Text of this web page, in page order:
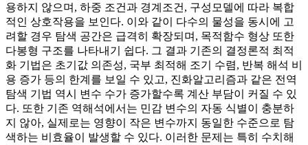
용하지 않으며, 하중 조건과 경계조건, 구성모델에 따라 복합
적인 상호작용을 보인다. 이와 같이 다수의 물성을 동시에 고
려할 경우 탐색 공간은 급격히 확장되며, 목적함수 형상 또한
다봉형 구조를 나타내기 쉽다. 그 결과 기존의 결정론적 최적
화 기법은 초기값 의존성, 국부 최적해 조기 수렴, 반복 해석 비
용 증가 등의 한계를 보일 수 있고, 진화알고리즘과 같은 전역
탐색 기법 역시 변수 수가 증가할수록 계산 부담이 커질 수 있
다. 또한 기존 역해석에서는 민감 변수의 자동 식별이 충분하
지 않아, 실제로는 영향이 작은 변수까지 동일한 수준으로 탐
색하는 비효율이 발생할 수 있다. 이러한 문제는 특히 수치해